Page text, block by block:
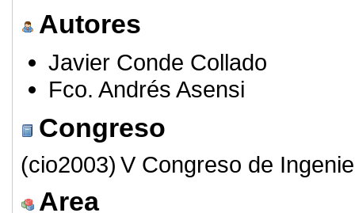
Autores
Javier Conde Collado
Fco. Andrés Asensi
Congreso
(cio2003) V Congreso de
Area